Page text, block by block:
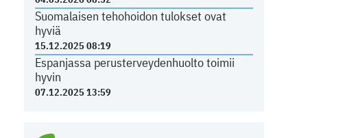
Suomalaisen tehohoidon tulokset ovat
hyviä
15.12.2025 08:19
Espanjassa perusterveydenhuolto toimii
hyvin
07.12.2025 13:59